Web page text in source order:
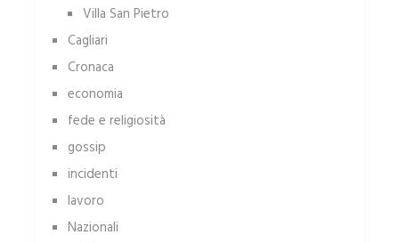
Villa San Pietro
Cagliari
Cronaca
economia
fede e religiosità
gossip
incidenti
lavoro
Nazionali